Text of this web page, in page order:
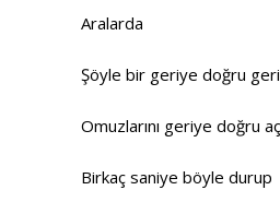
Aralarda
Şöyle bir geriye doğru
Omuzlarını geriye doğru aç
Birkaç saniye böyle durup